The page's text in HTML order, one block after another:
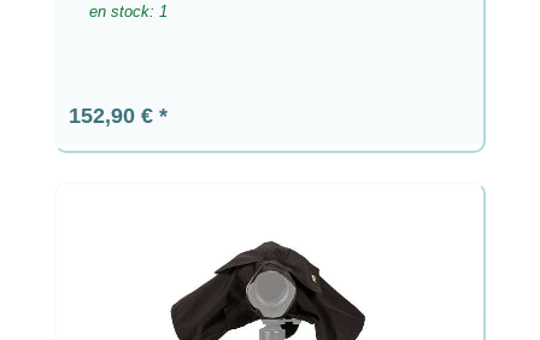
en stock: 1
Precio normal:
152,90 €